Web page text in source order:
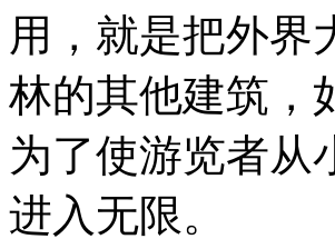
用，就是把外界
林的其他建筑，
为了使游览者从
进入无限。